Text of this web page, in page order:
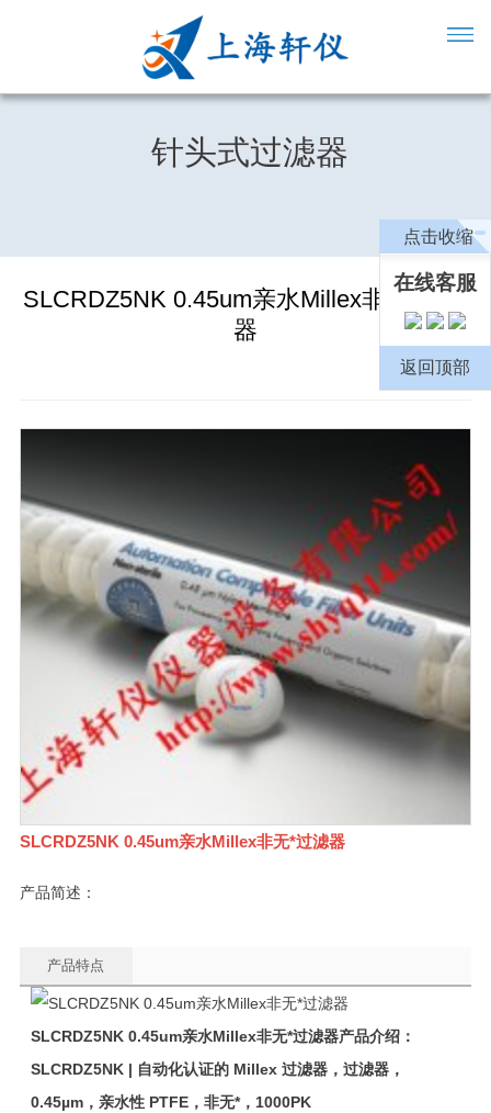
针头式过滤器
SLCRDZ5NK 0.45um亲水Millex非无*过滤
器
SLCRDZ5NK 0.45um亲水Millex非无*过滤器
产品简述：
产品特点
SLCRDZ5NK0.45um亲水Millex非无*过滤器产品介绍：
SLCRDZ5NK | 自动化认证的 Millex 过滤器，过滤器，
0.45µm，亲水性 PTFE，非无*，1000PK
点击收缩
在线客服
返回顶部